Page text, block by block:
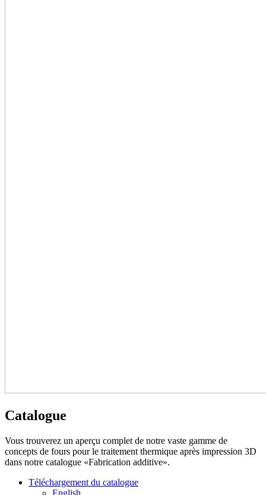
Catalogue
Vous trouverez un aperçu complet de notre vaste gamme de
concepts de fours pour le traitement thermique après impression 3D
dans notre catalogue «Fabrication additive».
Téléchargement du catalogue
English